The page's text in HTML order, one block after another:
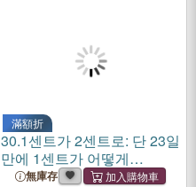
滿額折
30.1센트가 2센트로: 단 23일
만에 1센트가 어떻게
41.943,04
無庫存